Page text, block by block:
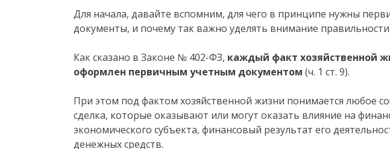
Для начала, давайте вспомним, для чего в принципе нужны
документы, и почему так важно уделять внимание
Как сказано в Законе № 402-ФЗ, каждый факт хозяйственной
оформлен первичным учетным документом (ч. 1 ст. 9).
При этом под фактом хозяйственной жизни понимается любое
сделка, которые оказывают или могут оказать влияние на
экономического субъекта, финансовый результат его
денежных средств.